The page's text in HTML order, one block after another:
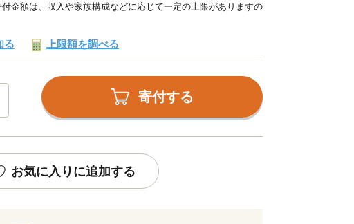
金額は、収入や家族構成などに応じて一定の上限がありますの
る 上限額を調べる
寄付する
お気に入りに追加する